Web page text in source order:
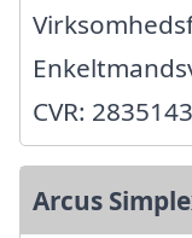
CVR:
Arcus